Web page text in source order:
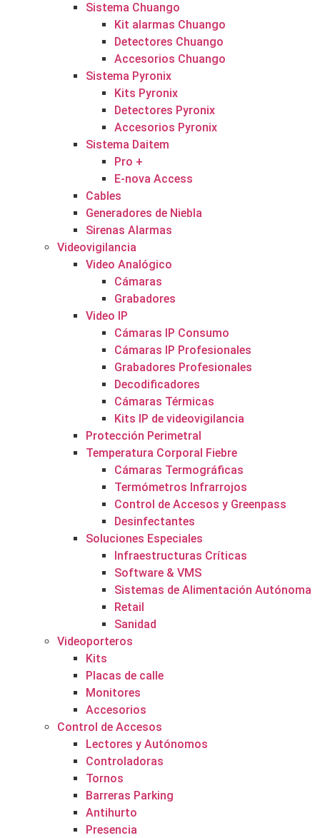
Sistema Chuango
Kit alarmas Chuango
Detectores Chuango
Accesorios Chuango
Sistema Pyronix
Kits Pyronix
Detectores Pyronix
Accesorios Pyronix
Sistema Daitem
Pro +
E-nova Access
Cables
Generadores de Niebla
Sirenas Alarmas
Videovigilancia
Video Analógico
Cámaras
Grabadores
Video IP
Cámaras IP Consumo
Cámaras IP Profesionales
Grabadores Profesionales
Decodificadores
Cámaras Térmicas
Kits IP de videovigilancia
Protección Perimetral
Temperatura Corporal Fiebre
Cámaras Termográficas
Termómetros Infrarrojos
Control de Accesos y Greenpass
Desinfectantes
Soluciones Especiales
Infraestructuras Críticas
Software & VMS
Sistemas de Alimentación Autónoma
Retail
Sanidad
Videoporteros
Kits
Placas de calle
Monitores
Accesorios
Control de Accesos
Lectores y Autónomos
Controladoras
Tornos
Barreras Parking
Antihurto
Presencia